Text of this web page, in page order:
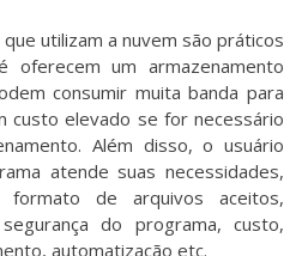
utilizam a nuvem são práticos
oferecem um armazenamento
consumir muita banda para
custo elevado se for necessário
Além disso, o usuário
atende suas necessidades,
de arquivos aceitos,
do programa, custo,
automatização etc.